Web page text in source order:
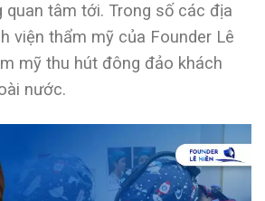
quan tâm tới. Trong số các địa
viện thẩm mỹ của Founder Lê
mỹ thu hút đông đảo khách
nước.